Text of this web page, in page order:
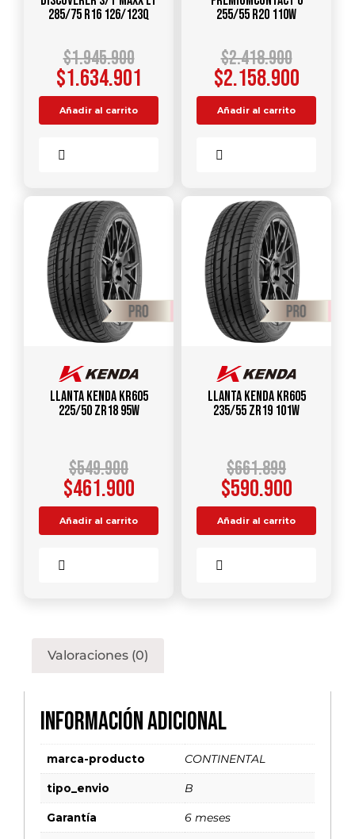
285/75 R16 126/123Q
$1.945.900
$1.634.901
Añadir al carrito
255/55 R20 110W
$2.418.900
$2.158.900
Añadir al carrito
Llanta KENDA KR605
225/50 ZR18 95W
$549.900
$461.900
Añadir al carrito
Llanta KENDA KR605
235/55 ZR19 101W
$661.899
$590.900
Añadir al carrito
Valoraciones (0)
Información adicional
marca-producto CONTINENTAL
tipo_envio B
Garantía 6 meses